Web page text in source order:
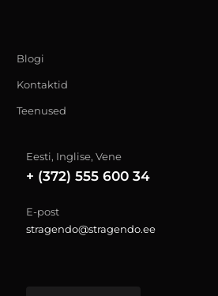
Blogi
Kontaktid
Teenused
Eesti, Inglise, Vene
+ (372) 555 600 34
E-post
stragendo@stragendo.ee